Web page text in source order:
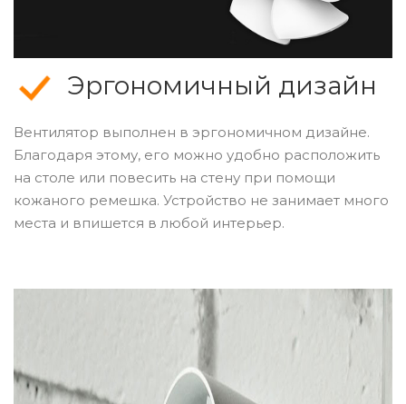
Эргономичный дизайн
Вентилятор выполнен в эргономичном дизайне.
Благодаря этому, его можно удобно расположить
на столе или повесить на стену при помощи
кожаного ремешка. Устройство не занимает много
места и впишется в любой интерьер.